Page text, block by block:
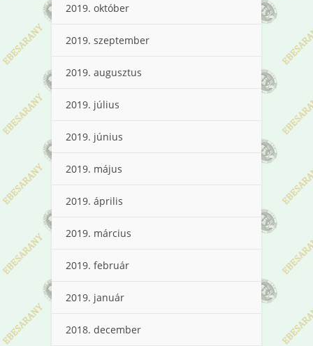
2019. október
2019. szeptember
2019. augusztus
2019. július
2019. június
2019. május
2019. április
2019. március
2019. február
2019. január
2018. december